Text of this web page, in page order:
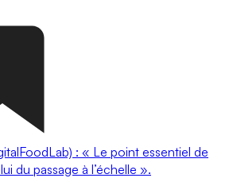
: « Le point essentiel de
du passage à l’échelle ».